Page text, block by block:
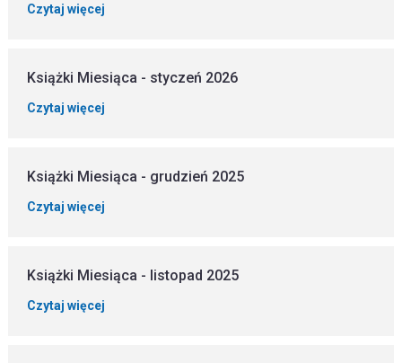
Czytaj więcej
Książki Miesiąca - styczeń 2026
Czytaj więcej
Książki Miesiąca - grudzień 2025
Czytaj więcej
Książki Miesiąca - listopad 2025
Czytaj więcej